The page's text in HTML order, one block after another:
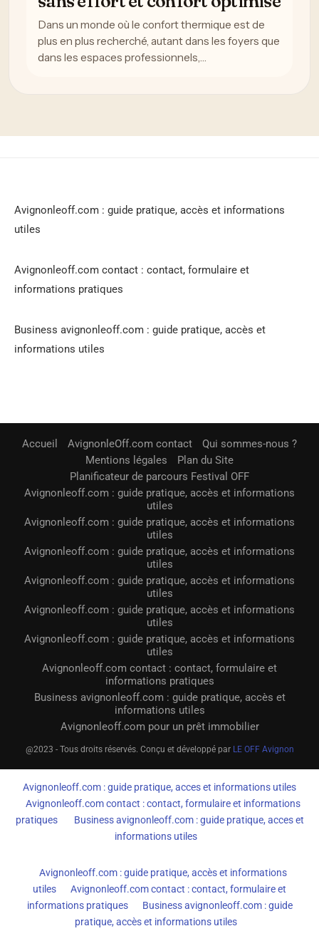
Dans un monde où le confort thermique est de
plus en plus recherché, autant dans les foyers que
dans les espaces professionnels,…
Avignonleoff.com : guide pratique, accès et informations
utiles
Avignonleoff.com contact : contact, formulaire et
informations pratiques
Business avignonleoff.com : guide pratique, accès et
informations utiles
Accueil AvignonleOff.com contact
Qui sommes-nous ?
Mentions légales
Plan du Site
Planificateur de parcours Festival OFF
Avignonleoff.com : guide pratique, accès et informations
utiles
Avignonleoff.com : guide pratique, accès et informations
utiles
Avignonleoff.com : guide pratique, accès et informations
utiles
Avignonleoff.com : guide pratique, accès et informations
utiles
Avignonleoff.com : guide pratique, accès et informations
utiles
Avignonleoff.com : guide pratique, accès et informations
utiles
Avignonleoff.com contact : contact, formulaire et
informations pratiques
Business avignonleoff.com : guide pratique, accès et
informations utiles
Avignonleoff.com pour un prêt immobilier
@2023 - Tous droits réservés. Conçu et développé par LE OFF Avignon
Avignonleoff.com : guide pratique, acces et informations utiles
Avignonleoff.com contact : contact, formulaire et informations
pratiques
Business avignonleoff.com : guide pratique, acces et
informations utiles
Avignonleoff.com : guide pratique, accès et informations
utiles
Avignonleoff.com contact : contact, formulaire et
informations pratiques
Business avignonleoff.com : guide
pratique, accès et informations utiles